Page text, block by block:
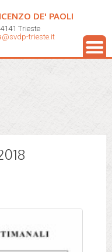
DE' PAOLI
Trieste
trieste.it